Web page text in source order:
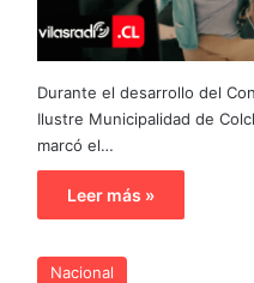
Durante el desarrollo del
Ilustre Municipalidad de
marcó el…
Leer más »
Nacional